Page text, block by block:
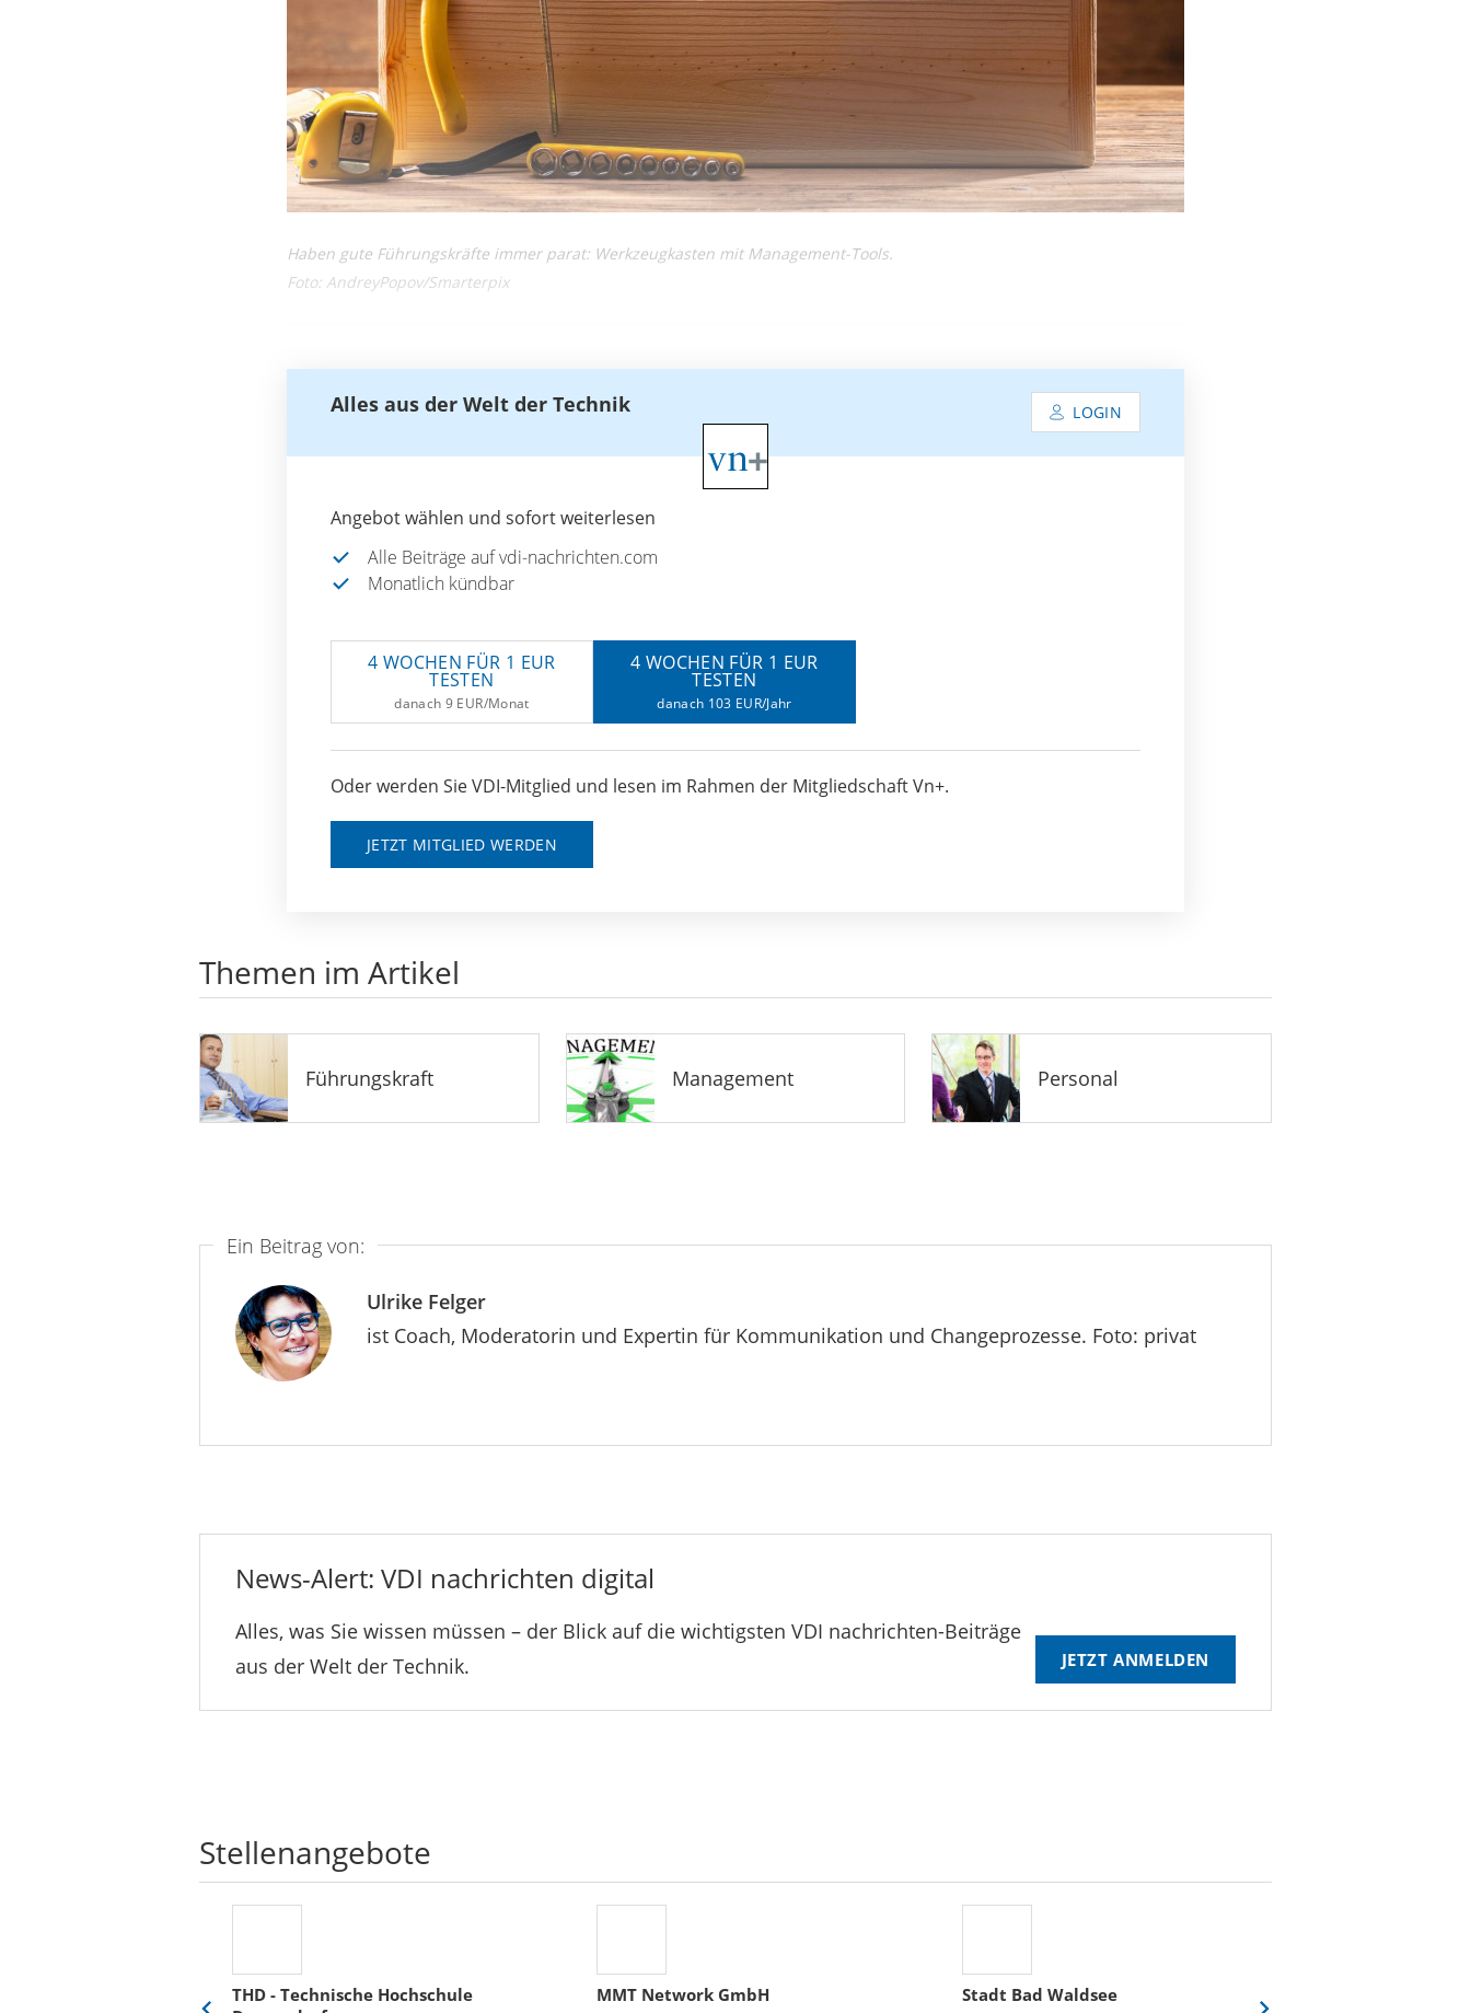
Haben gute Führungskräfte immer parat: Werkzeugkasten mit Management-Tools.
Foto: AndreyPopov/Smarterpix
Alles aus der Welt der Technik LOGIN
Angebot wählen und sofort weiterlesen
Alle Beiträge auf vdi-nachrichten.com
Monatlich kündbar
4 WOCHEN FÜR 1 EUR
TESTEN
danach 9 EUR/Monat
4 WOCHEN FÜR 1 EUR
TESTEN
danach 103 EUR/Jahr
Oder werden Sie VDI-Mitglied und lesen im Rahmen der Mitgliedschaft Vn+.
JETZT MITGLIED WERDEN
Themen im Artikel
Führungskraft Management Personal
Ein Beitrag von:
Ulrike Felger
ist Coach, Moderatorin und Expertin für Kommunikation und Changeprozesse. Foto: privat
News-Alert: VDI nachrichten digital
Alles, was Sie wissen müssen – der Blick auf die wichtigsten VDI nachrichten-Beiträge
aus der Welt der Technik.
JETZT ANMELDEN
Stellenangebote
THD - Technische Hochschule
MMT Network GmbH Stadt Bad Waldsee